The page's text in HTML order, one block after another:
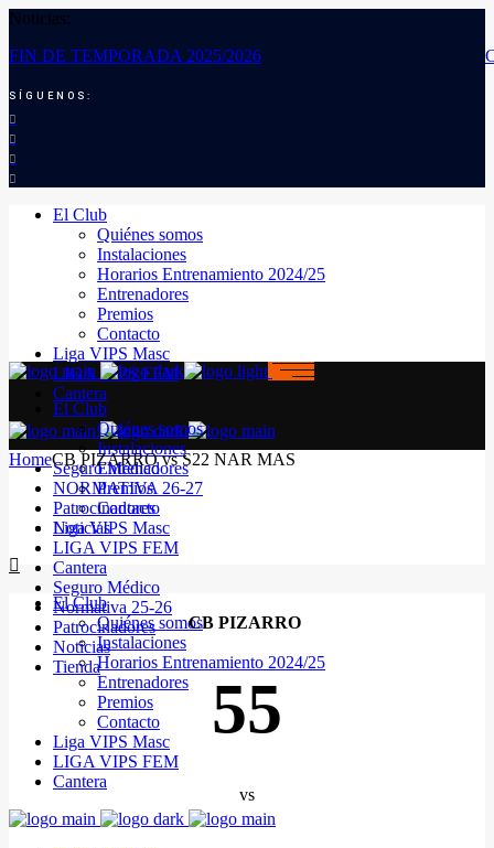
Noticias:
FIN DE TEMPORADA 2025/2026
SÍGUENOS:
El Club
Quiénes somos
Instalaciones
Horarios Entrenamiento 2024/25
Entrenadores
Premios
Contacto
Liga VIPS Masc
LIGA VIPS FEM
Cantera
Seguro Médico
NORMATIVA 26-27
Patrocinadores
Noticias
El Club
Quiénes somos
Instalaciones
Horarios Entrenamiento 2024/25
Entrenadores
Premios
Contacto
Liga VIPS Masc
LIGA VIPS FEM
Cantera
El Club
Quiénes somos
Instalaciones
Entrenadores
Premios
Contacto
Liga VIPS Masc
LIGA VIPS FEM
Cantera
Seguro Médico
Normativa 25-26
Patrocinadores
Noticias
Tienda
HomeCB PIZARRO vs S22 NAR MAS
CB PIZARRO
55
vs